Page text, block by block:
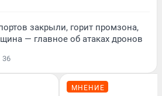
закрыли, горит промзона,
— главное об атаках дронов
36
МНЕНИЕ